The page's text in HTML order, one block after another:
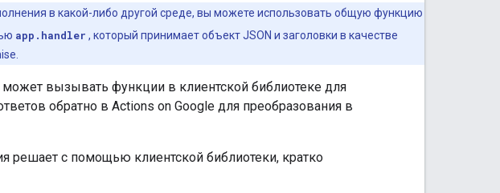
в какой-либо другой среде, вы можете использовать общую функцию
app.handler , который принимает объект JSON и заголовки в качестве
вызывать функции в клиентской библиотеке для
обратно в Actions on Google для преобразования в
решает с помощью клиентской библиотеки, кратко